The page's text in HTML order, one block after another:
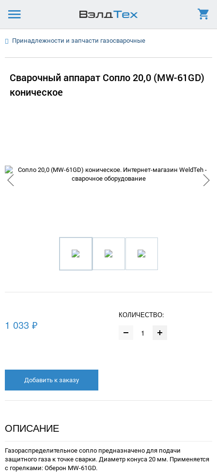
Принадлежности и запчасти газосварочные
Сварочный аппарат Сопло 20,0 (МW-61GD)
коническое
1 033 ₽
КОЛИЧЕСТВО:
Добавить к заказу
ОПИСАНИЕ
Газораспределительное сопло предназначено для подачи
защитного газа к точке сварки. Диаметр конуса 20 мм. Применяется
с горелками: Оберон MW-61GD.